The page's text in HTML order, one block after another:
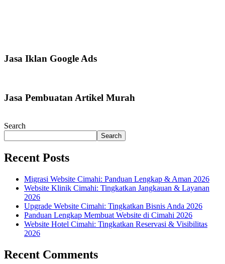
Jasa Iklan Google Ads
Jasa Pembuatan Artikel Murah
Search
Search
Recent Posts
Migrasi Website Cimahi: Panduan Lengkap & Aman 2026
Website Klinik Cimahi: Tingkatkan Jangkauan & Layanan
2026
Upgrade Website Cimahi: Tingkatkan Bisnis Anda 2026
Panduan Lengkap Membuat Website di Cimahi 2026
Website Hotel Cimahi: Tingkatkan Reservasi & Visibilitas
2026
Recent Comments